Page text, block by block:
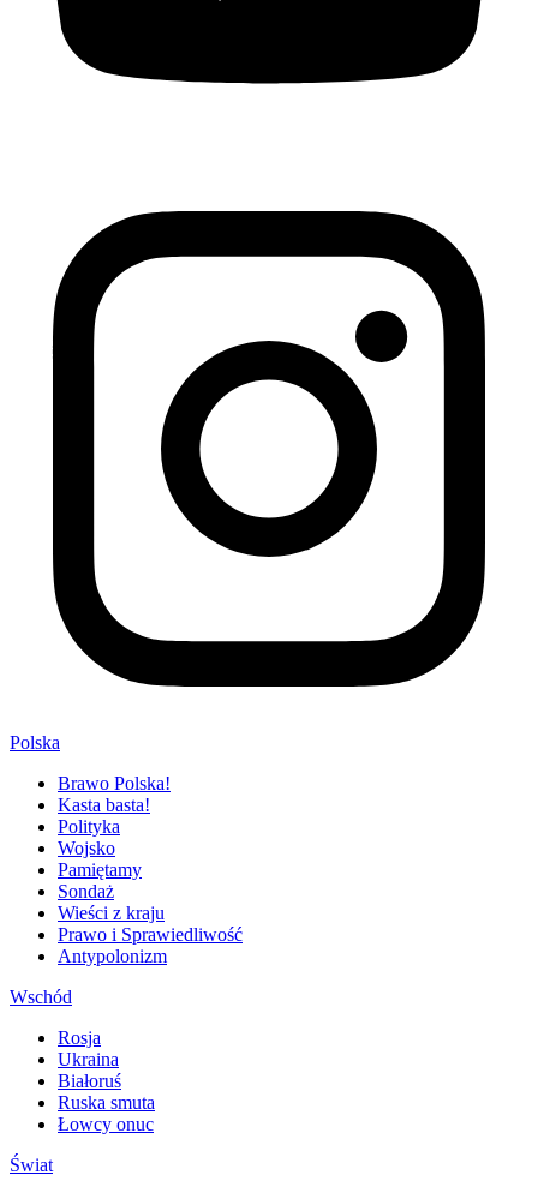
Polska
Brawo Polska!
Kasta basta!
Polityka
Wojsko
Pamiętamy
Sondaż
Wieści z kraju
Prawo i Sprawiedliwość
Antypolonizm
Wschód
Rosja
Ukraina
Białoruś
Ruska smuta
Łowcy onuc
Świat